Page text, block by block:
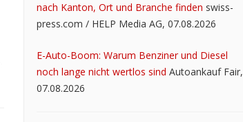
nach Kanton, Ort und Branche finden swiss-
press.com / HELP Media AG, 07.08.2026
E-Auto-Boom: Warum Benziner und Diesel
noch lange nicht wertlos sind Autoankauf Fair,
07.08.2026